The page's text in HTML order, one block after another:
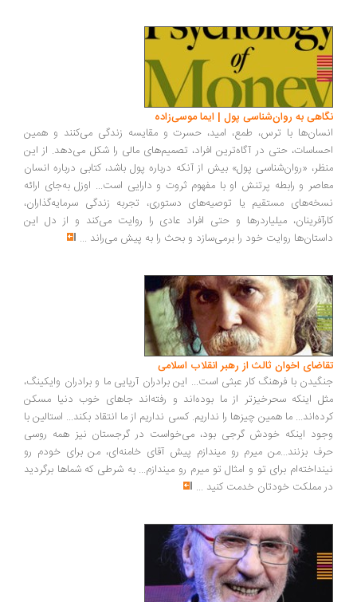
نگاهی به روان‌شناسی پول | ایما موسی‌زاده
انسان‌ها با ترس، طمع، امید، حسرت و مقایسه زندگی می‌کنند و همین
احساسات، حتی در آگاه‌ترین افراد، تصمیم‌های مالی را شکل می‌دهد. از این
منظر، «روان‌شناسی پول» بیش از آنکه درباره پول باشد، کتابی درباره انسان
معاصر و رابطه پرتنش او با مفهوم ثروت و دارایی است... اوزل به‌جای ارائه
نسخه‌های مستقیم یا توصیه‌های دستوری، تجربه زندگی سرمایه‌گذاران،
کارآفرینان، میلیاردرها و حتی افراد عادی را روایت می‌کند و از دل این
داستان‌ها روایت خود را برمی‌سازد و بحث را به پیش می‌راند ...
تقاضای اخوان ثالث از رهبر انقلاب اسلامی
جنگیدن با فرهنگ کار عبثی است... این برادران آریایی ما و برادران وایکینگ،
مثل اینکه سحرخیزتر از ما بوده‌اند و رفته‌اند جاهای خوب دنیا مسکن
کرده‌اند... ما همین چیزها را نداریم. کسی نداریم از ما انتقاد بکند... استالین با
وجود اینکه خودش گرجی بود، می‌خواست در گرجستان نیز همه روسی
حرف بزنند...من میرم رو میندازم پیش آقای خامنه‌ای، من برای خودم رو
نینداخته‌ام برای تو و امثال تو میرم رو میندازم... به شرطی که شماها برگردید
در مملکت خودتان خدمت کنید ...